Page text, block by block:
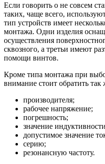
Если говорить о не совсем
таких, чаще всего,
тип устройств имеет
монтажа. Одни изделия
осуществления
сквозного, а третьи имеют
помощи винтов.
Кроме типа монтажа при
внимание стоит обратить так
производителя;
рабочее напряжение;
погрешность;
значение
допустимое значение
серию;
резонансную частоту.